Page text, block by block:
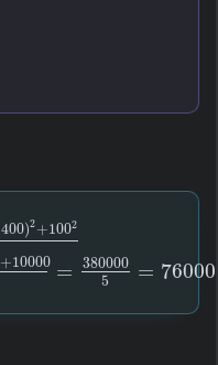
400)2+1002
+10000 =
380000
5
= 76000